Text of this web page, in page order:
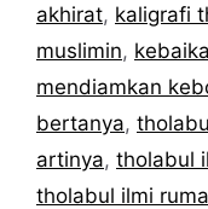
akhirat, kaligrafi
muslimin,
mendiamkan
bertanya,
artinya, tholabul
tholabul ilmi